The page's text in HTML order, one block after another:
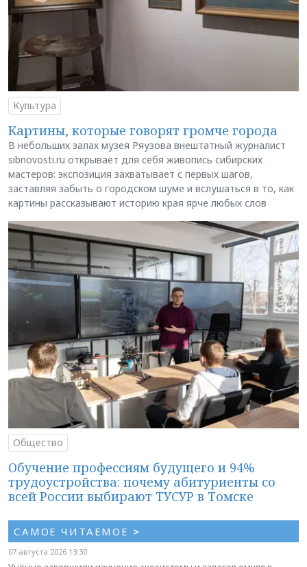
Культура
Картины, которые говорят громче города
В небольших залах музея Ряузова внештатный журналист
sibnovosti.ru открывает для себя живопись сибирских
мастеров: экспозиция захватывает с первых шагов,
заставляя забыть о городском шуме и вслушаться в то, как
картины рассказывают историю края ярче любых слов
Общество
Обучение профессиям будущего и 94%
трудоустройства: почему абитуриенты со
всей России выбирают ТУСУР в Томске
САМОЕ ЧИТАЕМОЕ >
07 августа 2026 13:30